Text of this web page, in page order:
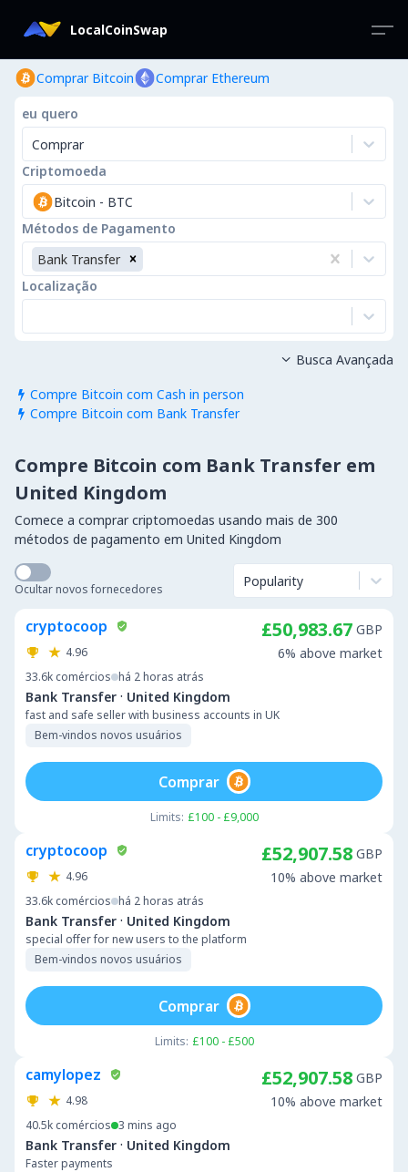
LocalCoinSwap
Comprar Bitcoin Comprar Ethereum
eu quero
Comprar
Criptomoeda
Bitcoin - BTC
Métodos de Pagamento
Bank Transfer
Localização
 Compre Bitcoin com Cash in person
 Compre Bitcoin com Bank Transfer
 Busca Avançada
Compre Bitcoin com Bank Transfer em
United Kingdom
Comece a comprar criptomoedas usando mais de 300
métodos de pagamento em United Kingdom
Ocultar novos fornecedores Popularity
cryptocoop
4.96
33.6k comércios há 2 horas atrás
Bank Transfer · United Kingdom
fast and safe seller with business accounts in UK
Bem-vindos novos usuários
£50,983.67 GBP
6% above market
Limits: £100 - £9,000
Comprar
cryptocoop
4.96
33.6k comércios há 2 horas atrás
Bank Transfer · United Kingdom
special offer for new users to the platform
Bem-vindos novos usuários
£52,907.58 GBP
10% above market
Limits: £100 - £500
Comprar
camylopez
4.98
40.5k comércios 3 mins ago
Bank Transfer · United Kingdom
Faster payments
£52,907.58 GBP
10% above market